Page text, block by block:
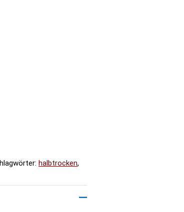
halbtrocken,